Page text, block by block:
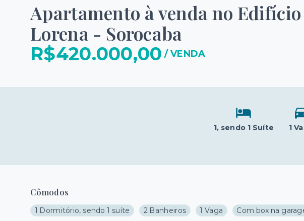
Apartamento à venda no
Lorena - Sorocaba
R$420.000,00 /VENDA
1, sendo 1 Suíte 1
Cômodos
1 Dormitório, sendo 1 suíte 2 Banheiros 1 Vaga Com box na